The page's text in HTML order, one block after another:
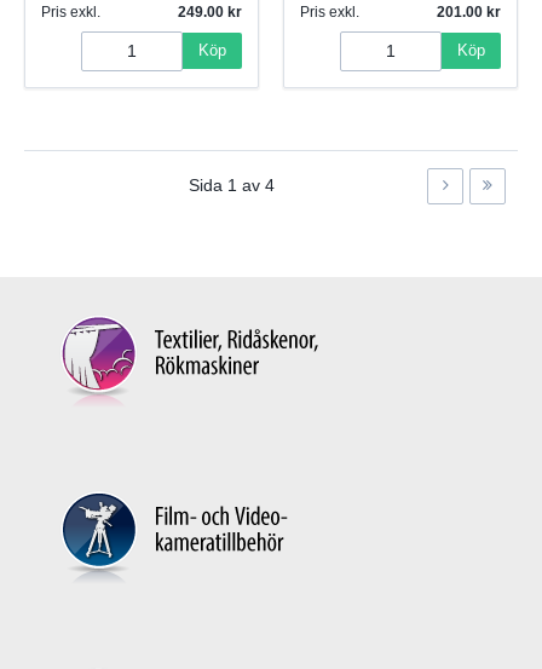
Pris exkl. 249.00
Köp
Pris exkl.
201.00
Köp
Sida 1 av 4